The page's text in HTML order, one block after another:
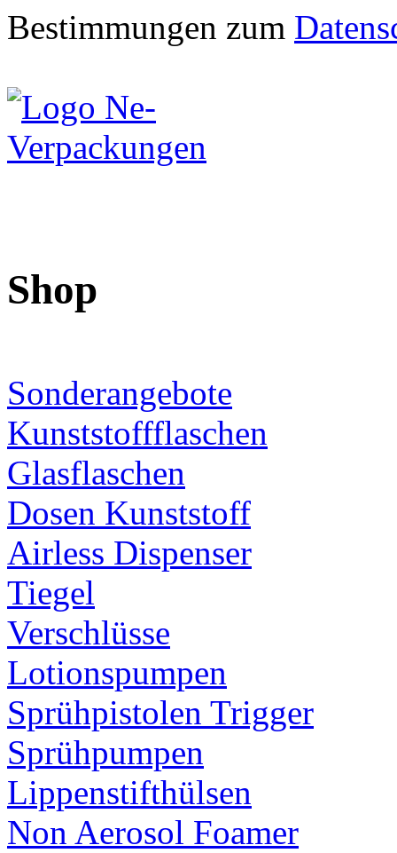
Bestimmungen zum
Shop
Sonderangebote
Kunststoffflaschen
Glasflaschen
Dosen Kunststoff
Airless Dispenser
Tiegel
Verschlüsse
Lotionspumpen
Sprühpistolen Trigger
Sprühpumpen
Lippenstifthülsen
Non Aerosol Foamer